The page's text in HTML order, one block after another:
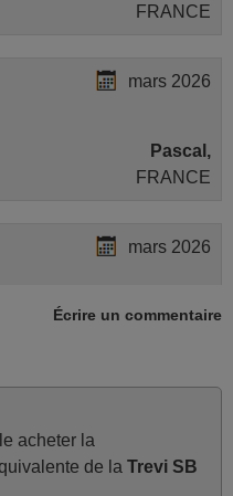
FRANCE
mars 2026
Pascal,
FRANCE
mars 2026
Mario,
Écrire un commentaire
acheter la
de la Trevi SB